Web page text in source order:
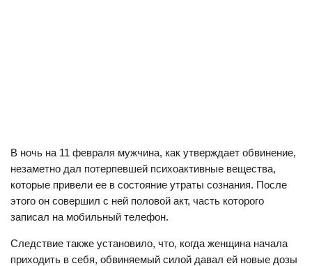
В ночь на 11 февраля мужчина, как утверждает обвинение,
незаметно дал потерпевшей психоактивные вещества,
которые привели ее в состояние утраты сознания. После
этого он совершил с ней половой акт, часть которого
записал на мобильный телефон.
Следствие также установило, что, когда женщина начала
приходить в себя, обвиняемый силой давал ей новые дозы